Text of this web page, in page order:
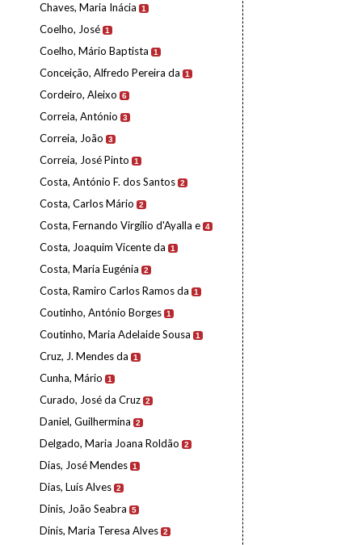
Chaves, Maria Inácia 1
Coelho, José 1
Coelho, Mário Baptista 1
Conceição, Alfredo Pereira da 1
Cordeiro, Aleixo 6
Correia, António 3
Correia, João 3
Correia, José Pinto 1
Costa, António F. dos Santos 2
Costa, Carlos Mário 2
Costa, Fernando Virgílio d'Ayalla e 4
Costa, Joaquim Vicente da 1
Costa, Maria Eugénia 2
Costa, Ramiro Carlos Ramos da 1
Coutinho, António Borges 1
Coutinho, Maria Adelaide Sousa 1
Cruz, J. Mendes da 1
Cunha, Mário 1
Curado, José da Cruz 2
Daniel, Guilhermina 2
Delgado, Maria Joana Roldão 2
Dias, José Mendes 1
Dias, Luís Alves 2
Dinis, João Seabra 5
Dinis, Maria Teresa Alves 2